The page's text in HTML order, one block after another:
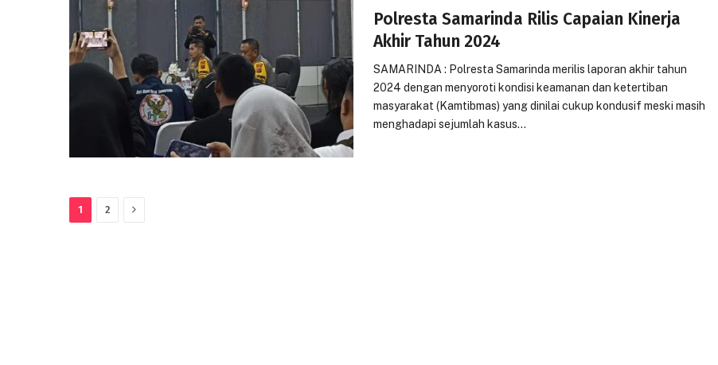
Polresta Samarinda Rilis Capaian Kinerja
Akhir Tahun 2024
SAMARINDA : Polresta Samarinda merilis laporan akhir tahun
2024 dengan menyoroti kondisi keamanan dan ketertiban
masyarakat (Kamtibmas) yang dinilai cukup kondusif meski masih
menghadapi sejumlah kasus…
1 2 Next